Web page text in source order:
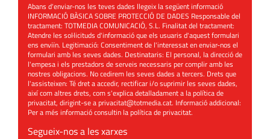
Abans d'enviar-nos les teves dades llegeix la següent informació
INFORMACIÓ BÀSICA SOBRE PROTECCIÓ DE DADES Responsable del
tractament: TOTMEDIA COMUNICACIÓ, S.L. Finalitat del tractament:
Atendre les sol·licituds d'informació que els usuaris d'aquest formulari
ens enviïn. Legitimació: Consentiment de l'interessat en enviar-nos el
formulari amb les seves dades. Destinataris: El personal, la direcció de
l'empesa i els prestadors de serveis necessaris per complir amb les
nostres obligacions. No cedirem les seves dades a tercers. Drets que
l'assisteixen: Té dret a accedir, rectificar i/o suprimir les seves dades,
així com altres drets, com s'explica detalladament a la política de
privacitat, dirigint-se aprivacitat@totmedia.cat. Informació addicional:
Per a més informació consultin lapolítica de privacitat.
Segueix-nos a les xarxes